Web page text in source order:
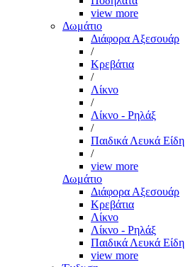
view more
Δωμάτιο
Διάφορα Αξεσουάρ
/
Κρεβάτια
/
Λίκνο
/
Λίκνο - Ρηλάξ
/
Παιδικά Λευκά Είδη
/
view more
Δωμάτιο
Διάφορα Αξεσουάρ
Κρεβάτια
Λίκνο
Λίκνο - Ρηλάξ
Παιδικά Λευκά Είδη
view more